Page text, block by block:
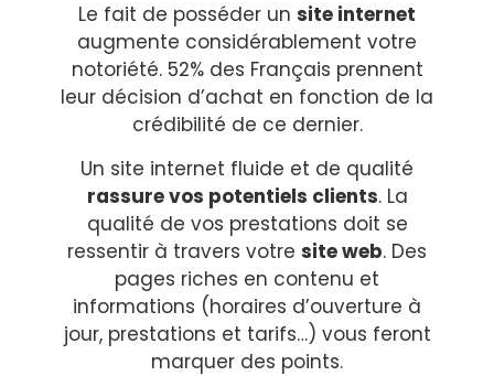
Le fait de posséder un site internet
augmente considérablement votre
notoriété. 52% des Français prennent
leur décision d’achat en fonction de la
crédibilité de ce dernier.
Un site internet fluide et de qualité
rassure vos potentiels clients. La
qualité de vos prestations doit se
ressentir à travers votre site web. Des
pages riches en contenu et
informations (horaires d’ouverture à
jour, prestations et tarifs…) vous feront
marquer des points.